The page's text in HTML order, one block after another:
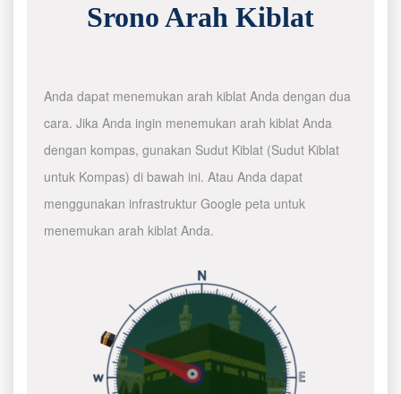
Srono Arah Kiblat
Anda dapat menemukan arah kiblat Anda dengan dua
cara. Jika Anda ingin menemukan arah kiblat Anda
dengan kompas, gunakan Sudut Kiblat (Sudut Kiblat
untuk Kompas) di bawah ini. Atau Anda dapat
menggunakan infrastruktur Google peta untuk
menemukan arah kiblat Anda.